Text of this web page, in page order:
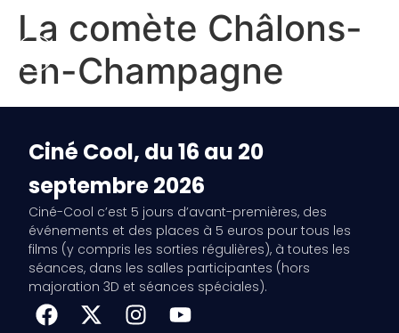
La comète Châlons-
en-Champagne
Ciné Cool, du 16 au 20
septembre 2026
Ciné-Cool c’est 5 jours d’avant-premières, des
événements et des places à 5 euros pour tous les
films (y compris les sorties régulières), à toutes les
séances, dans les salles participantes (hors
majoration 3D et séances spéciales).